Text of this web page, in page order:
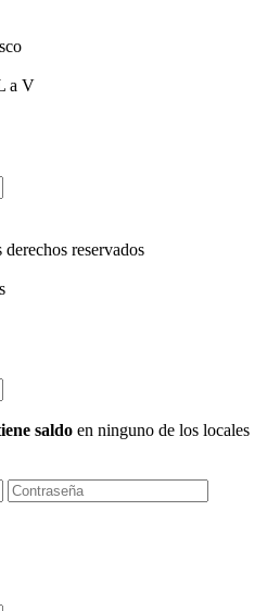
a V
reservados
saldo en ninguno de los locales